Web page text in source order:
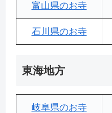
富山県のお寺
石川県のお寺
東海地方
岐阜県のお寺